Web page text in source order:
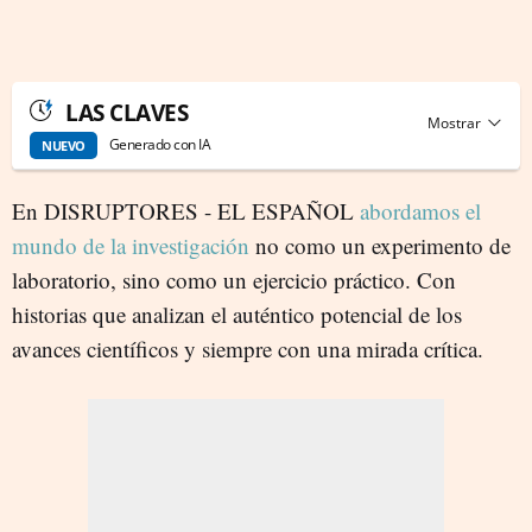
LAS CLAVES
NUEVO Generado con IA
En DISRUPTORES - EL ESPAÑOL abordamos el
mundo de la investigación no como un experimento de
laboratorio, sino como un ejercicio práctico. Con
historias que analizan el auténtico potencial de los
avances científicos y siempre con una mirada crítica.